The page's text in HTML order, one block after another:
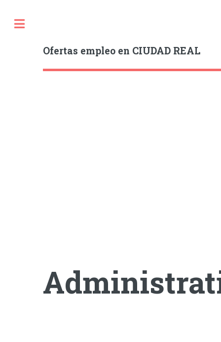
Ofertas empleo en CIUDAD REAL